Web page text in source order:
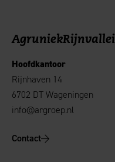
AgruniekRijnvallei
Hoofdkantoor
Rijnhaven 14
6702 DT Wageningen
info@argroep.nl
Contact